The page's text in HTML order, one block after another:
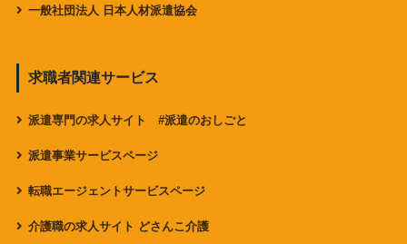
一般社団法人 日本人材派遣協会
求職者関連サービス
派遣専門の求人サイト #派遣のおしごと
派遣事業サービスページ
転職エージェントサービスページ
介護職の求人サイト どさんこ介護